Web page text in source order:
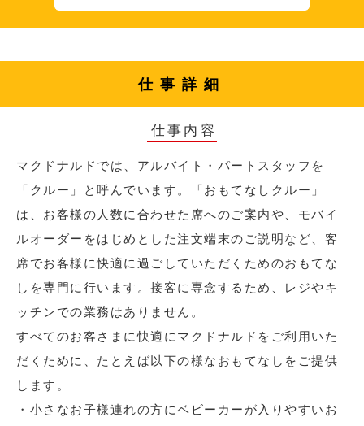
仕事詳細
仕事内容
マクドナルドでは、アルバイト・パートスタッフを
「クルー」と呼んでいます。「おもてなしクルー」
は、お客様の人数に合わせた席へのご案内や、モバイ
ルオーダーをはじめとした注文端末のご説明など、客
席でお客様に快適に過ごしていただくためのおもてな
しを専門に行います。接客に専念するため、レジやキ
ッチンでの業務はありません。
すべてのお客さまに快適にマクドナルドをご利用いた
だくために、たとえば以下の様なおもてなしをご提供
します。
・小さなお子様連れの方にベビーカーが入りやすいお